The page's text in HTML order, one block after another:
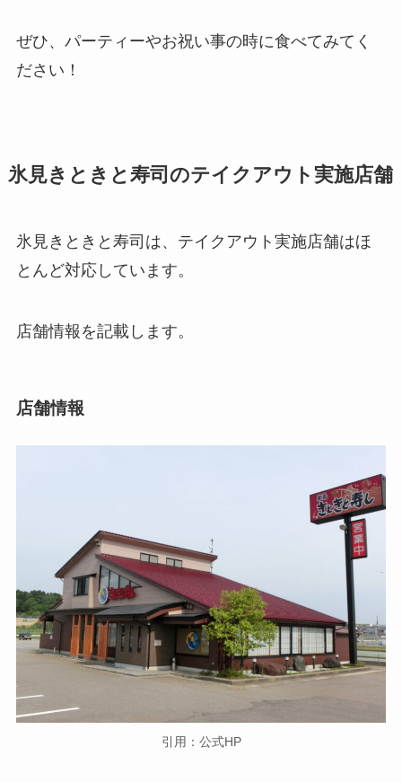
ぜひ、パーティーやお祝い事の時に食べてみてく
ださい！
氷見きときと寿司のテイクアウト実施店舗
氷見きときと寿司は、テイクアウト実施店舗はほ
とんど対応しています。
店舗情報を記載します。
店舗情報
引用：公式HP